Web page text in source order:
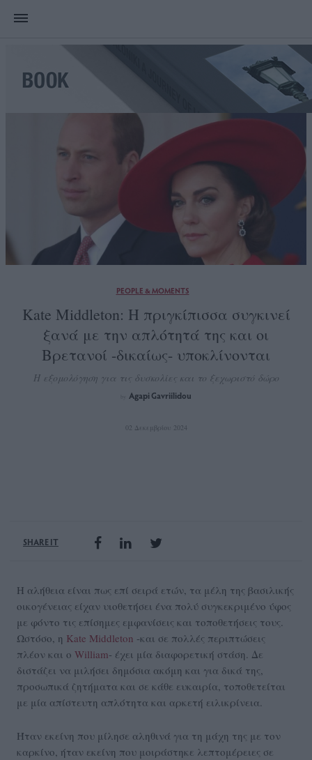
PEOPLE & MOMENTS
Kate Middleton: Η πριγκίπισσα συγκινεί
ξανά με την απλότητά της και οι
Βρετανοί -δικαίως- υποκλίνονται
Η εξομολόγηση για τις δυσκολίες και το ξεχωριστό δώρο
Agapi Gavriilidou
02 Δεκεμβρίου 2024
SHARE IT
H αλήθεια είναι πως επί σειρά ετών, τα μέλη της βασιλικής
οικογένειας είχαν υιοθετήσει ένα πολύ συγκεκριμένο ύφος
με φόντο τις επίσημες εμφανίσεις και τοποθετήσεις τους.
Ωστόσο, η Kate Middleton -και σε πολλές περιπτώσεις
πλέον και ο William- έχει μία διαφορετική στάση. Δε
διστάζει να μιλήσει δημόσια ακόμη και για δικά της,
προσωπικά ζητήματα και σε κάθε ευκαιρία, τοποθετείται
με μία απίστευτη απλότητα και αρκετή ειλικρίνεια.
Ήταν εκείνη που μίλησε αληθινά για τη μάχη της με τον
καρκίνο, ήταν εκείνη που μοιράστηκε λεπτομέρειες σε